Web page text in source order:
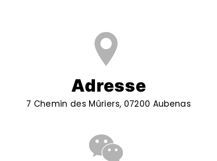
Adresse
7 Chemin des Mûriers, 07200 Aubenas